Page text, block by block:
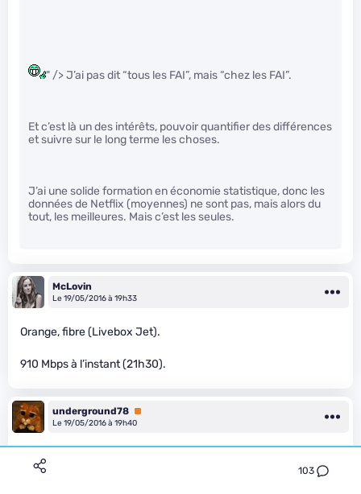
103
" /> J’ai pas dit “tous les FAI”, mais “chez les FAI”.
Et c’est là un des intérêts, pouvoir quantifier des différences
et suivre sur le long terme les choses.
J’ai une solide formation en économie statistique, donc les
données de Netflix (moyennes) ne sont pas, mais alors du
tout, les meilleures. Mais c’est les seules.
McLovin
Le 19/05/2016 à 19h33
Orange, fibre (Livebox Jet).
910 Mbps à l’instant (21h30).
underground78 Premium
Le 19/05/2016 à 19h40